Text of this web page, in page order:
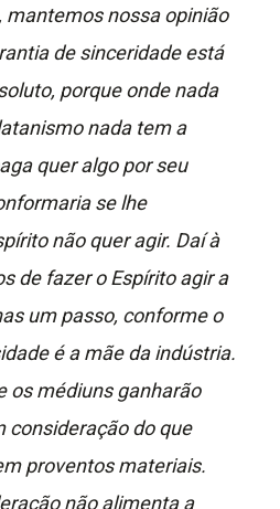
mantemos nossa opinião
de sinceridade está
porque onde nada
nada tem a
quer algo por seu
se lhe
não quer agir. Daí à
de fazer o Espírito agir a
um passo, conforme o
é a mãe da indústria.
os médiuns ganharão
consideração do que
proventos materiais.
não alimenta a